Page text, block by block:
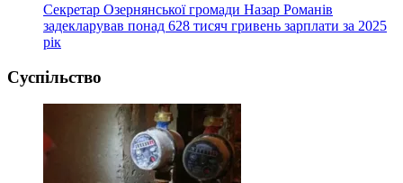
Секретар Озернянської громади Назар Романів
задекларував понад 628 тисяч гривень зарплати за 2025
рік
Суспільство